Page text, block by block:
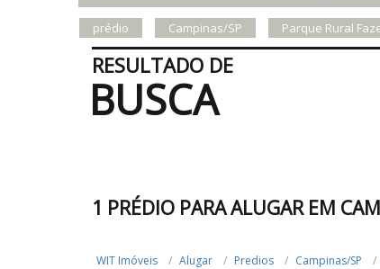
prédio Campinas/SP Parque Rural
RESULTADO DE
BUSCA
1 PRÉDIO PARA ALUGAR EM
WIT Imóveis Alugar Predios Campinas/SP